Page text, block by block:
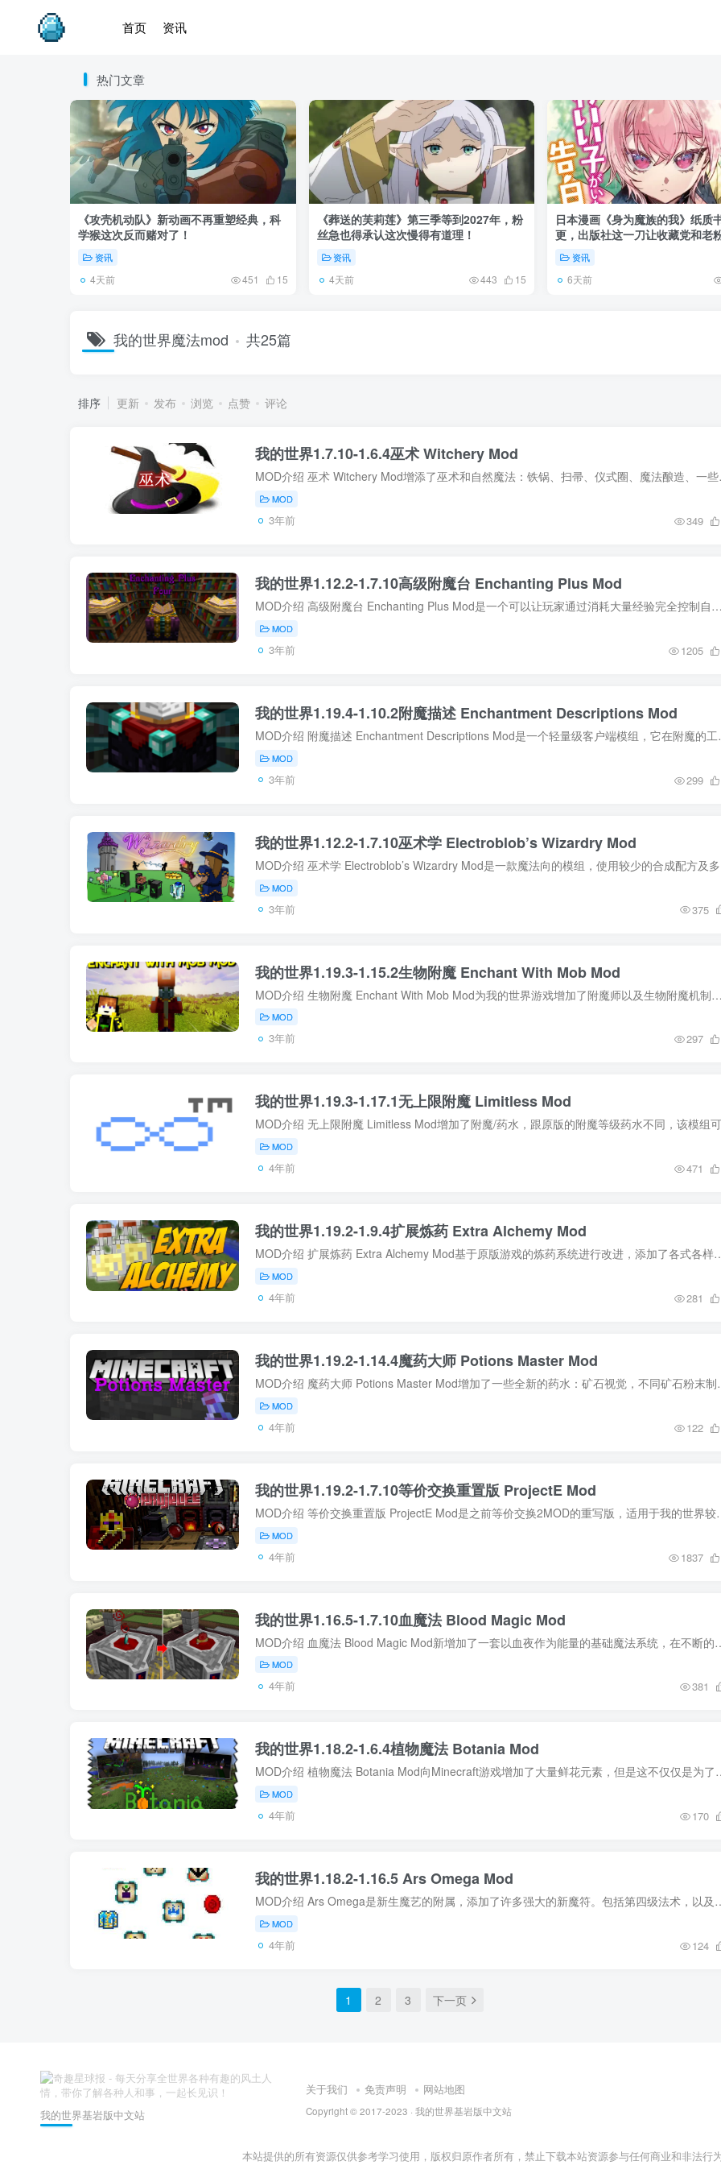
首页 资讯
热门文章
《攻壳机动队》新动画不再重塑经典，科
学猴这次反而赌对了！
资讯
4天前 451 15
《葬送的芙莉莲》第三季等到2027年，粉
丝急也得承认这次慢得有道理！
资讯
4天前 443 15
日本漫画《身为魔族的我》纸质
更，出版社这一刀让收藏党和老
了起来！
资讯
6天前
我的世界魔法mod 共25篇
排序 更新 发布 浏览 点赞 评论
我的世界1.7.10-1.6.4巫术 Witchery Mod
MOD介绍 巫术 Witchery
MOD
3年前 349
我的世界1.12.2-1.7.10高级附魔台 Enchanting Plus Mod
MOD介绍 高级附魔台 Enchanting Plus Mod是一个可以让玩家通过消耗大量经验完全控制自己物品附魔状况的模组。高级附魔台可以在工作台里被合成，玩家也可以通过制作升级材料将一个普通的附魔台转...
MOD
3年前 1205
我的世界1.19.4-1.10.2附魔描述 Enchantment Descriptions Mod
MOD介绍 附魔描述 Enchantment
MOD
3年前 299
我的世界1.12.2-1.7.10巫术学 Electroblob’s Wizardry Mod
MOD
3年前 375
我的世界1.19.3-1.15.2生物附魔 Enchant With Mob Mod
MOD介绍 生物附魔 Enchant With Mob Mod为我的世界游戏增加了附魔师以及生物附魔机制，附魔师可以为生物附魔，让附魔后的生物更加强大，更加难以被击败，喜欢的冒险家赶快下载吧！ 特点 新增加...
MOD
3年前 297
我的世界1.19.3-1.17.1无上限附魔 Limitless Mod
MOD
4年前 471
我的世界1.19.2-1.9.4扩展炼药 Extra Alchemy Mod
MOD介绍 扩展炼药 Extra Alchemy Mod基于原版游戏的炼药系统进行改进，添加了
MOD
4年前 281
我的世界1.19.2-1.14.4魔药大师 Potions Master Mod
MOD介绍 魔药大师 Potions Master Mod
MOD
4年前 122
我的世界1.19.2-1.7.10等价交换重置版 ProjectE Mod
MOD介绍 等价交换重置版 ProjectE Mod是之前等
MOD
4年前 1837
我的世界1.16.5-1.7.10血魔法 Blood Magic Mod
MOD介绍 血魔法 Blood Magic Mod新增加了一套以血夜作为能量的
MOD
4年前 381
我的世界1.18.2-1.6.4植物魔法 Botania Mod
MOD介绍 植物魔法 Botania Mod向Minecraft游戏增加了大
MOD
4年前 170
我的世界1.18.2-1.16.5 Ars Omega Mod
MOD介绍 Ars Omega是新生魔艺的附属，添加了许多强大的新魔符
MOD
4年前 124
1 2 3 下一页
我的世界基岩版中文站
关于我们 免责声明 网站地图
Copyright © 2017-2023 · 我的世界基岩版中文站
本站提供的所有资源仅供参考学习使用，版权归原作者所有，禁止下载本站资源参与任何商业和非法行